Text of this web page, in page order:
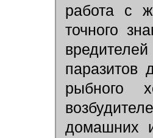
работа с
точного
паразитов
рыбного
домашних